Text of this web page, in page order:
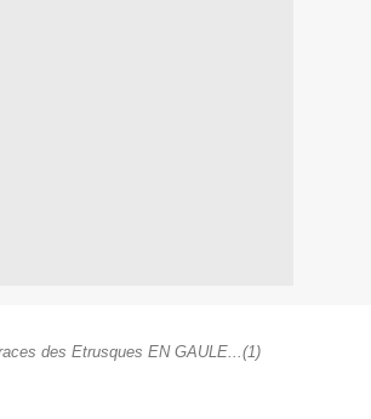
des Etrusques EN GAULE...(1)